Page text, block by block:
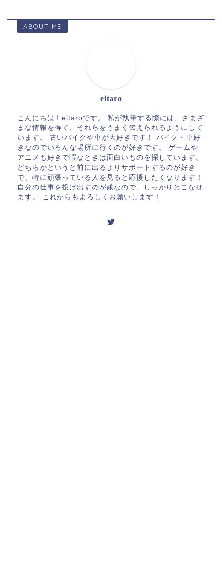
ABOUT ME
eitaro
こんにちは！eitaroです。 私が執筆する際には、さまざ
まな情報を得て、それらをうまく伝えられるようにして
います。 古いバイクや車が大好きです！ バイク・車好
きなのでいろんな場所に行くのが好きです。 ゲームや
アニメも好きで暇なときは面白いものを探しています。
どちらかというと前に出るよりサポートするのが好き
で、特に頑張っている人を見ると応援したくなります！
自分の仕事を投げ出すのが嫌なので、しっかりとこなせ
ます。 これからもよろしくお願いします！